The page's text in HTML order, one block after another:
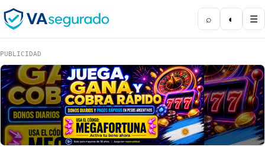
⌕ ◐ ☰
PUBLICIDAD